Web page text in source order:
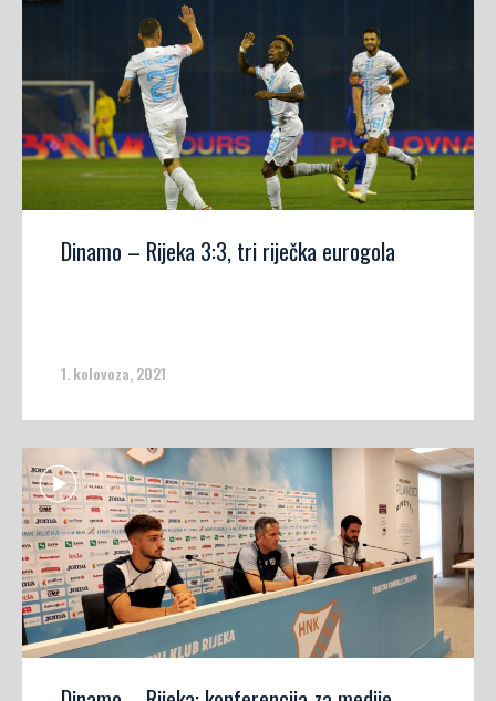
Dinamo – Rijeka 3:3, tri riječka eurogola
1. kolovoza, 2021